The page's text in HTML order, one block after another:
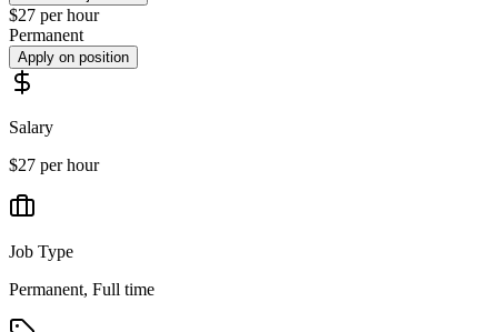
$27 per hour
Permanent
Apply on position
Salary
$27 per hour
Job Type
Permanent, Full time